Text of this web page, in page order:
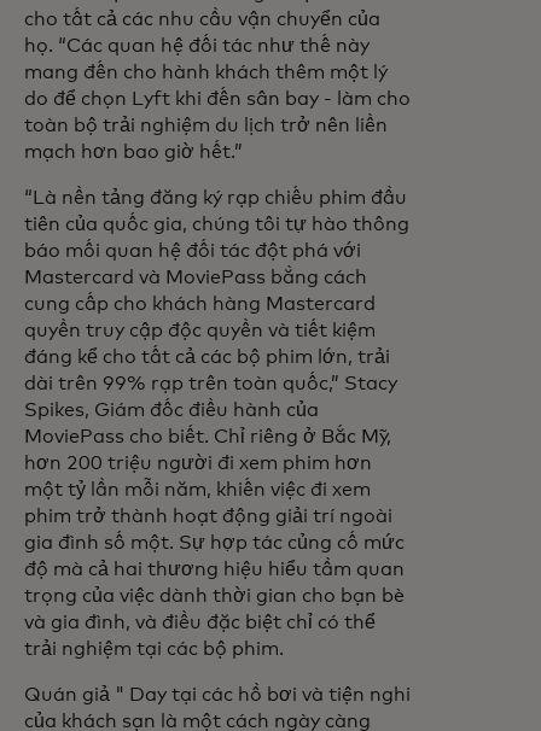
cho tất cả các nhu cầu vận chuyển của
họ. “Các quan hệ đối tác như thế này
mang đến cho hành khách thêm một lý
do để chọn Lyft khi đến sân bay - làm cho
toàn bộ trải nghiệm du lịch trở nên liền
mạch hơn bao giờ hết.”
“Là nền tảng đăng ký rạp chiếu phim đầu
tiên của quốc gia, chúng tôi tự hào thông
báo mối quan hệ đối tác đột phá với
Mastercard và MoviePass bằng cách
cung cấp cho khách hàng Mastercard
quyền truy cập độc quyền và tiết kiệm
đáng kể cho tất cả các bộ phim lớn, trải
dài trên 99% rạp trên toàn quốc,” Stacy
Spikes, Giám đốc điều hành của
MoviePass cho biết. Chỉ riêng ở Bắc Mỹ,
hơn 200 triệu người đi xem phim hơn
một tỷ lần mỗi năm, khiến việc đi xem
phim trở thành hoạt động giải trí ngoài
gia đình số một. Sự hợp tác củng cố mức
độ mà cả hai thương hiệu hiểu tầm quan
trọng của việc dành thời gian cho bạn bè
và gia đình, và điều đặc biệt chỉ có thể
trải nghiệm tại các bộ phim.
Quán giả " Day tại các hồ bơi và tiện nghi
của khách sạn là một cách ngày càng